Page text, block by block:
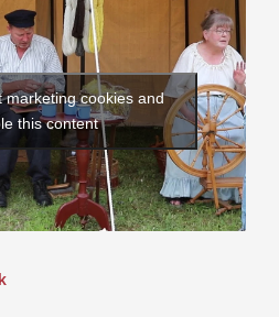
marketing cookies and
this content